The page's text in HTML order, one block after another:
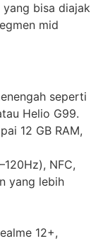
bisa diajak
mid
seperti
Helio G99.
12 GB RAM,
NFC,
yang lebih
12+,